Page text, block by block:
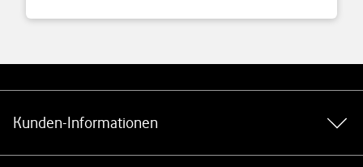
Kunden-Informationen